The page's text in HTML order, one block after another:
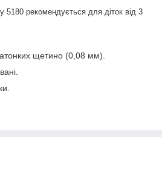
5180 рекомендується для діток від 3
щетино (0,08 мм).